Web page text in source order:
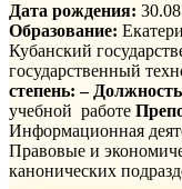
Дата рождения:
Образование:
Кубанский
государственный
степень: –
учебной работе
Информационная
Правовые и
канонических